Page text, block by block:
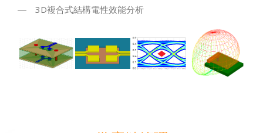
3D複合式結構電性效能分析